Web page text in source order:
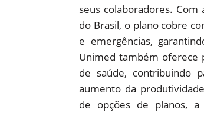
seus colaboradores.
do Brasil, o plano cobre
e emergências,
Unimed também oferece
de saúde, contribuindo
aumento da
de opções de planos,